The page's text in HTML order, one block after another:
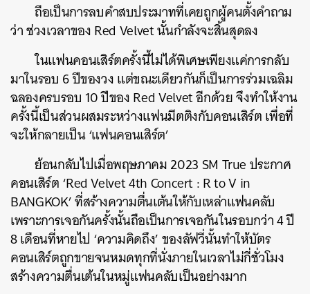
ถือเป็นการลบคำสบประมาทที่เคยถูกผู้คนตั้งคำถาม
ว่า ช่วงเวลาของ Red Velvet นั้นกำลังจะสิ้นสุดลง
ในแฟนคอนเสิร์ตครั้งนี้ไม่ได้พิเศษเพียงแค่การกลับ
มาในรอบ 6 ปีของวง แต่ขณะเดียวกันก็เป็นการร่วมเฉลิม
ฉลองครบรอบ 10 ปีของ Red Velvet อีกด้วย จึงทำให้งาน
ครั้งนี้เป็นส่วนผสมระหว่างแฟนมีตติงกับคอนเสิร์ต เพื่อที่
จะให้กลายเป็น ‘แฟนคอนเสิร์ต’
ย้อนกลับไปเมื่อพฤษภาคม 2023 SM True ประกาศ
คอนเสิร์ต ‘Red Velvet 4th Concert : R to V in
BANGKOK’ ที่สร้างความตื่นเต้นให้กับเหล่าแฟนคลับ
เพราะการเจอกันครั้งนั้นถือเป็นการเจอกันในรอบกว่า 4 ปี
8 เดือนที่หายไป ‘ความคิดถึง’ ของลัฟวี่นั้นทำให้บัตร
คอนเสิร์ตถูกขายจนหมดทุกที่นั่งภายในเวลาไม่กี่ชั่วโมง
สร้างความตื่นเต้นในหมู่แฟนคลับเป็นอย่างมาก